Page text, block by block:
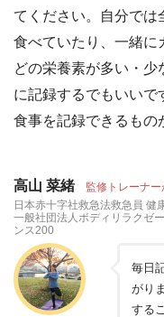
てください。自分では
食べていたり、一緒に
どの栄養素が多い・少
に記録するでもいいで
食事を記録できるもの
高山 菜緒 監修トレーナ
日本赤十字社救急法救急員 健
一般社団法人ボディリラクゼ
ンス200
毎日
がり
する